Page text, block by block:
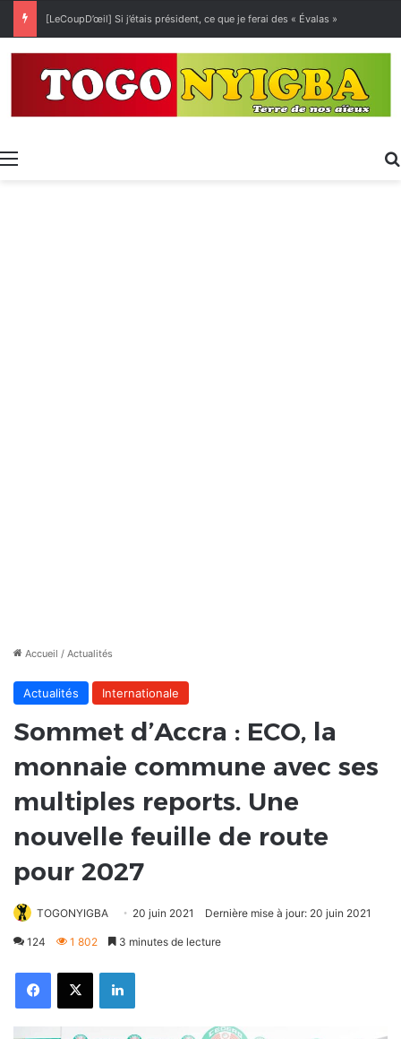
[LeCoupD’œil] Si j’étais président, ce que je ferai des « Évalas »
Menu
Accueil / Actualités
Actualités Internationale
Sommet d’Accra : ECO, la
monnaie commune avec ses
multiples reports. Une
nouvelle feuille de route
pour 2027
TOGONYIGBA 20 juin 2021 Dernière mise à jour: 20 juin 2021
124 1 802 3 minutes de lecture
FacebookX Linkedin